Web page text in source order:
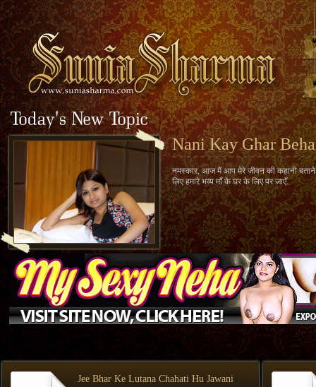
Nani Kay Ghar
नमस्कार, आज मैं आप मेरे जीवन की कहानी
लिए हमारे भव्य माँ के घर के लिए पर जाएँ.
Jee Bhar Ke Lutana Chahati Hu Jawani